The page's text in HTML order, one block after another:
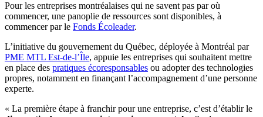
Pour les entreprises montréalaises qui ne savent pas par où
commencer, une panoplie de ressources sont disponibles, à
commencer par le Fonds Écoleader.
L’initiative du gouvernement du Québec, déployée à Montréal par
PME MTL Est-de-l’Île, appuie les entreprises qui souhaitent mettre
en place des pratiques écoresponsables ou adopter des technologies
propres, notamment en finançant l’accompagnement d’une personne
experte.
« La première étape à franchir pour une entreprise, c’est d’établir le